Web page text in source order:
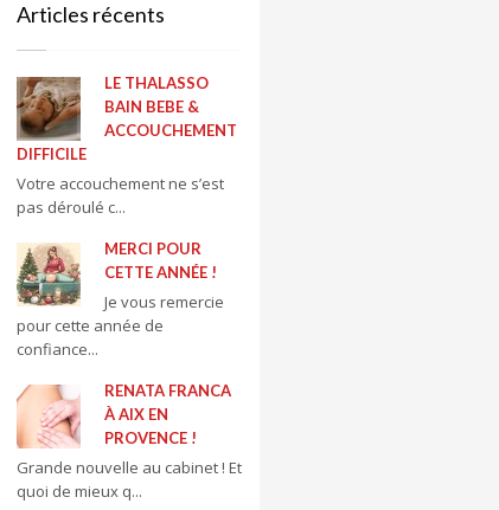
Articles récents
LE THALASSO
BAIN BEBE &
ACCOUCHEMENT
DIFFICILE
Votre accouchement ne s’est
pas déroulé c...
MERCI POUR
CETTE ANNÉE !
Je vous remercie
pour cette année de
confiance...
RENATA FRANCA
À AIX EN
PROVENCE !
Grande nouvelle au cabinet ! Et
quoi de mieux q...